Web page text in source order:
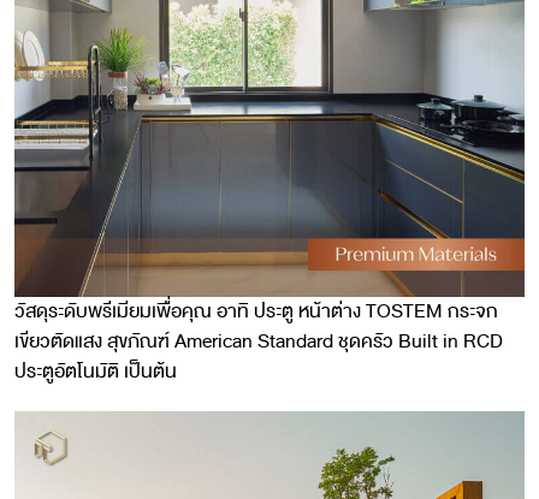
วัสดุระดับพรีเมียมเพื่อคุณ อาทิ ประตู หน้าต่าง TOSTEM กระจก
เขียวตัดแสง สุขภัณฑ์ American Standard ชุดครัว Built in RCD
ประตูอัตโนมัติ เป็นต้น